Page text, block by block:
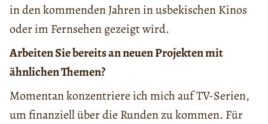
in den kommenden Jahren in usbekischen Kinos
oder im Fernsehen gezeigt wird.
Arbeiten Sie bereits an neuen Projekten mit
ähnlichen Themen?
Momentan konzentriere ich mich auf TV-Serien,
um finanziell über die Runden zu kommen. Für